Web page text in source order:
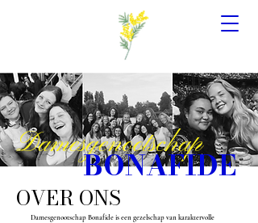
Damesgenootschap
OVER ONS
BONAFIDE
Damesgenootschap Bonafide is een gezelschap van karaktervolle